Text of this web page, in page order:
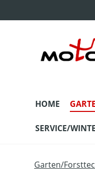
HOME
SERVICE/
Garten/